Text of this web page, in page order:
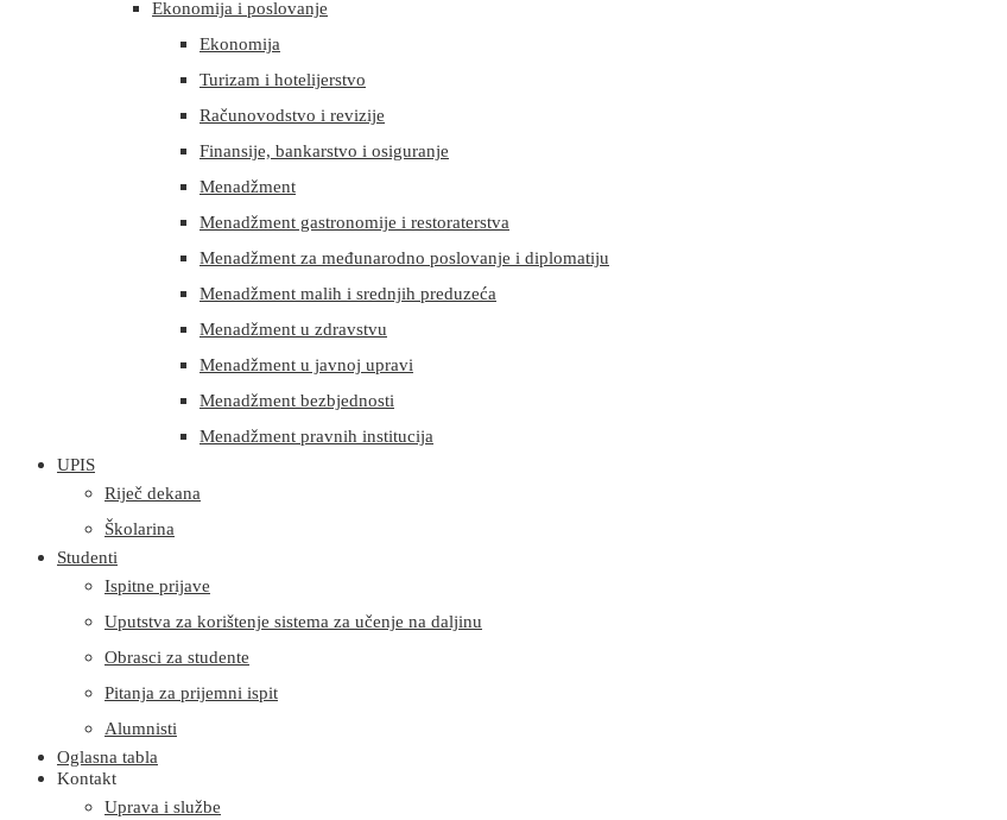
Ekonomija i poslovanje
Ekonomija
Turizam i hotelijerstvo
Računovodstvo i revizije
Finansije, bankarstvo i osiguranje
Menadžment
Menadžment gastronomije i restoraterstva
Menadžment za međunarodno poslovanje i diplomatiju
Menadžment malih i srednjih preduzeća
Menadžment u zdravstvu
Menadžment u javnoj upravi
Menadžment bezbjednosti
Menadžment pravnih institucija
UPIS
Riječ dekana
Školarina
Studenti
Ispitne prijave
Uputstva za korištenje sistema za učenje na daljinu
Obrasci za studente
Pitanja za prijemni ispit
Alumnisti
Oglasna tabla
Kontakt
Uprava i službe